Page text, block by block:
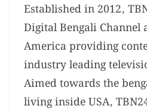
Established in 2012,
Digital Bengali
America providing
industry leading
Aimed towards the
living inside USA,